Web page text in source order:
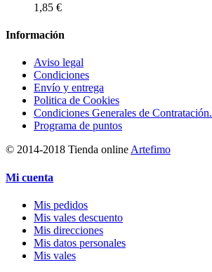
1,85 €
Información
Aviso legal
Condiciones
Envío y entrega
Politica de Cookies
Condiciones Generales de Contratación.
Programa de puntos
© 2014-2018 Tienda online Artefimo
Mi cuenta
Mis pedidos
Mis vales descuento
Mis direcciones
Mis datos personales
Mis vales